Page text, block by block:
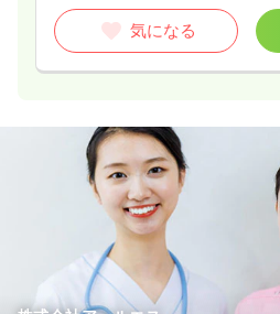
気になる